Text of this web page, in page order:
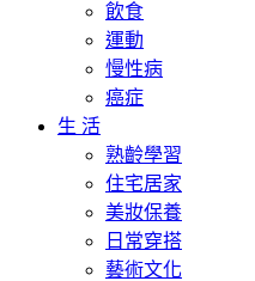
飲食
運動
慢性病
癌症
生 活
熟齡學習
住宅居家
美妝保養
日常穿搭
藝術文化